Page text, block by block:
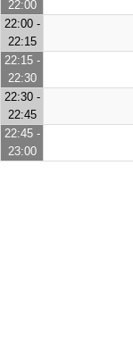
22:00
22:00 -
22:15
22:15 -
22:30
22:30 -
22:45
22:45 -
23:00